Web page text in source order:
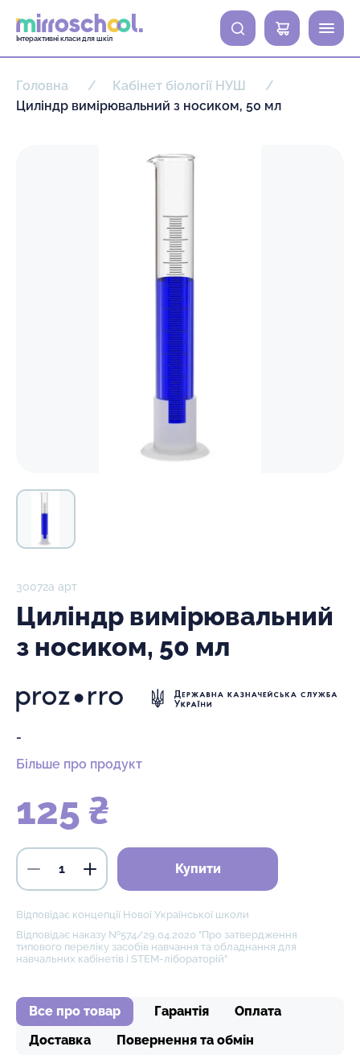
Інтерактивні класи для шкіл
0
Головна
Кабінет біології НУШ
Циліндр вимірювальний з носиком, 50 мл
30072а арт
Циліндр вимірювальний
з носиком, 50 мл
-
Більше про продукт
125 ₴
Купити
Відповідає концепції Нової Української школи
Відповідає наказу №574/29.04.2020 "Про затвердження
типового переліку засобів навчання та обладнання для
навчальних кабінетів і STEM-лібораторій"
Все про товар Гарантія
Оплата
Доставка
Повернення та обмін